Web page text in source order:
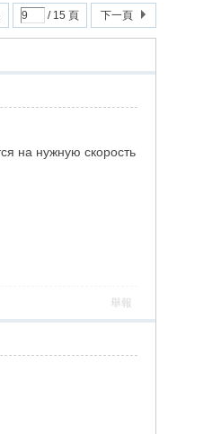
/ 15 頁 下一頁
на нужную скорость
舉報